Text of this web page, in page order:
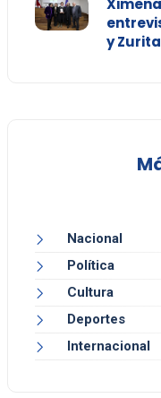
y
Nacional
Política
Cultura
Deportes
Internacional